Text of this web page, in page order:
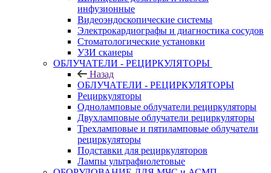
инфузионные
Видеоэндоскопические системы
Электрокардиографы и диагностика сосудов
Стоматологические установки
УЗИ сканеры
ОБЛУЧАТЕЛИ - РЕЦИРКУЛЯТОРЫ
Назад
ОБЛУЧАТЕЛИ - РЕЦИРКУЛЯТОРЫ
Рециркуляторы
Одноламповые облучатели рециркуляторы
Двухламповые облучатели рециркуляторы
Трехламповые и пятиламповые облучатели
рециркуляторы
Подставки для рециркуляторов
Лампы ультрафиолетовые